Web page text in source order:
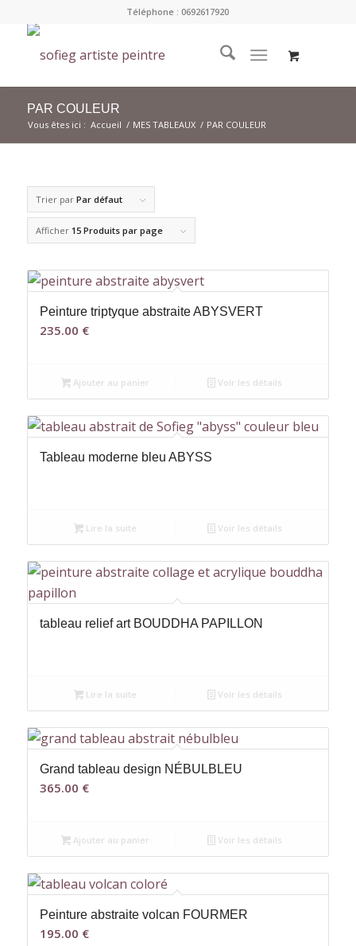
Téléphone : 0692617920
PAR COULEUR
Vous êtes ici : Accueil / MES TABLEAUX / PAR COULEUR
Trier par Par défaut
Afficher 15 Produits par page
Peinture triptyque abstraite ABYSVERT
235.00 €
Ajouter au panier Voir les détails
Tableau moderne bleu ABYSS
Lire la suite Voir les détails
tableau relief art BOUDDHA PAPILLON
Lire la suite Voir les détails
Grand tableau design NÉBULBLEU
365.00 €
Ajouter au panier Voir les détails
Peinture abstraite volcan FOURMER
195.00 €